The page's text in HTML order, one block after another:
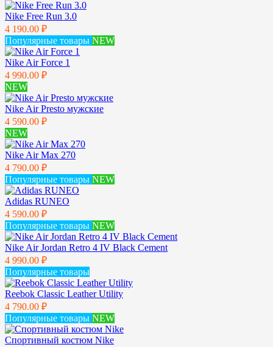
Nike Free Run 3.0
4 190.00 ₽
Популярные товары NEW
Nike Air Force 1
4 990.00 ₽
NEW
Nike Air Presto мужские
4 590.00 ₽
NEW
Nike Air Max 270
4 790.00 ₽
Популярные товары NEW
Adidas RUNEO
4 590.00 ₽
Популярные товары NEW
Nike Air Jordan Retro 4 IV Black Cement
4 990.00 ₽
Популярные товары
Reebok Classic Leather Utility
4 790.00 ₽
Популярные товары NEW
Спортивный костюм Nike